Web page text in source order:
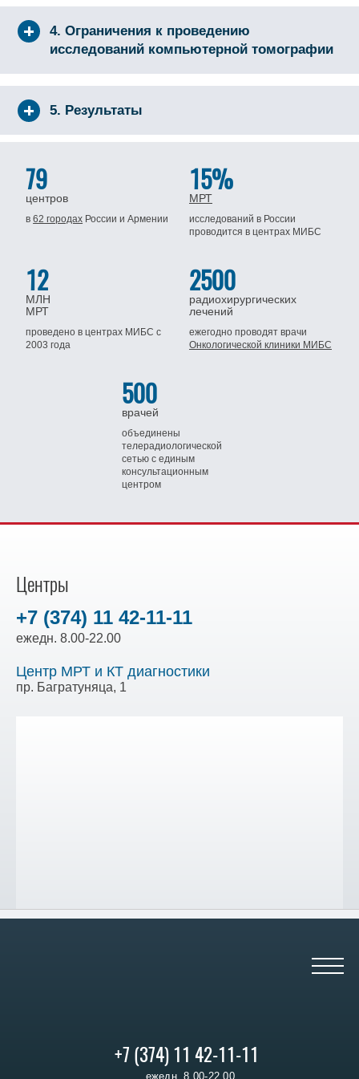
4. Ограничения к проведению
исследований компьютерной томографии
5. Результаты
79
центров
в62 городах Россиии Армении
15%
МРТ
исследований в России
проводится в центрах МИБС
12
МЛН
МРТ
проведено в центрах МИБСс
2003 года
2500
радиохирургических
лечений
ежегодно проводят врачи
Онкологической клиники МИБС
500
врачей
объединены
телерадиологической
сетью с единым
консультационным
центром
Центры
+7 (374) 11 42-11-11
ежедн. 8.00-22.00
Центр МРТ и КТ диагностики
пр. Багратуняца, 1
+7 (374) 11 42-11-11
ежедн. 8.00-22.00